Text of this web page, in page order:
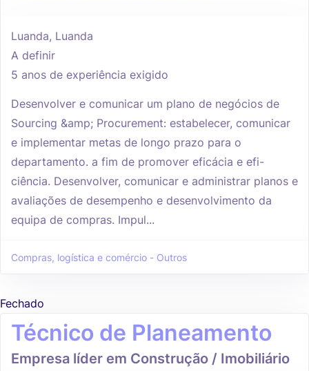
Luanda, Luanda
A definir
5 anos de experiência exigido
Desenvolver e comunicar um plano de negócios de
Sourcing &amp; Procurement: estabelecer, comunicar
e implementar metas de longo prazo para o
departamento. a fim de promover eficácia e efi-
ciência. Desenvolver, comunicar e administrar planos e
avaliações de desempenho e desenvolvimento da
equipa de compras. Impul...
Compras, logística e comércio - Outros
Fechado
Técnico de Planeamento
Empresa líder em Construção / Imobiliário